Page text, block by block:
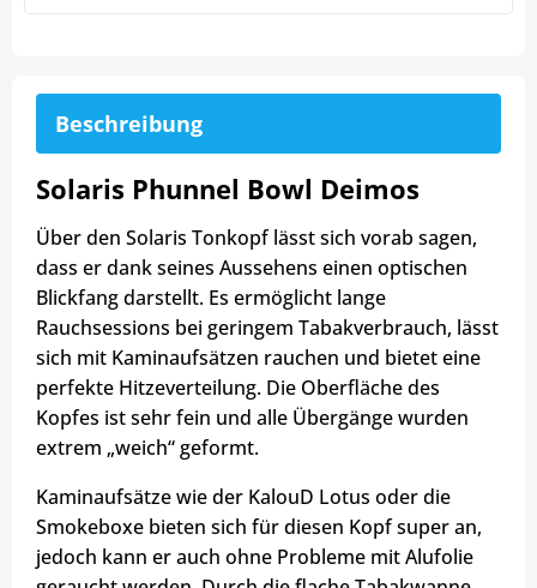
Beschreibung
Solaris Phunnel Bowl Deimos
Über den Solaris Tonkopf lässt sich vorab sagen,
dass er dank seines Aussehens einen optischen
Blickfang darstellt. Es ermöglicht lange
Rauchsessions bei geringem Tabakverbrauch, lässt
sich mit Kaminaufsätzen rauchen und bietet eine
perfekte Hitzeverteilung. Die Oberfläche des
Kopfes ist sehr fein und alle Übergänge wurden
extrem „weich“ geformt.
Kaminaufsätze wie der KalouD Lotus oder die
Smokeboxe bieten sich für diesen Kopf super an,
jedoch kann er auch ohne Probleme mit Alufolie